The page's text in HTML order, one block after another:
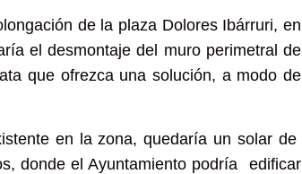
de la plaza Dolores Ibárruri, en
el desmontaje del muro perimetral de
que ofrezca una solución, a modo de
en la zona, quedaría un solar de
donde el Ayuntamiento podría edificar